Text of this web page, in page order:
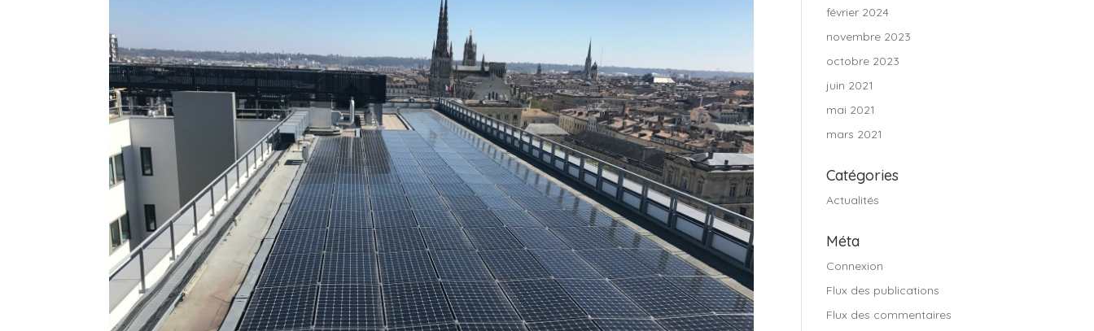
février 2024
novembre 2023
octobre 2023
juin 2021
mai 2021
mars 2021
Catégories
Actualités
Méta
Connexion
Flux des publications
Flux des commentaires